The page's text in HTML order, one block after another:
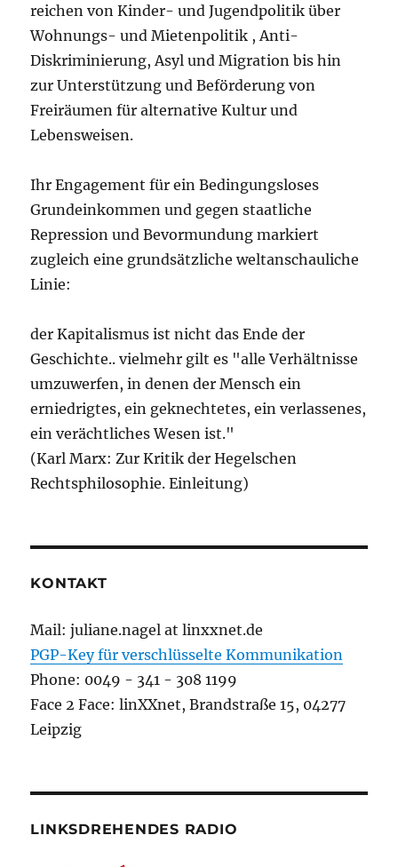
reichen von Kinder- und Jugendpolitik über
Wohnungs- und Mietenpolitik , Anti-
Diskriminierung, Asyl und Migration bis hin
zur Unterstützung und Beförderung von
Freiräumen für alternative Kultur und
Lebensweisen.
Ihr Engagement für ein Bedingungsloses
Grundeinkommen und gegen staatliche
Repression und Bevormundung markiert
zugleich eine grundsätzliche weltanschauliche
Linie:
der Kapitalismus ist nicht das Ende der
Geschichte.. vielmehr gilt es "alle Verhältnisse
umzuwerfen, in denen der Mensch ein
erniedrigtes, ein geknechtetes, ein verlassenes,
ein verächtliches Wesen ist."
(Karl Marx: Zur Kritik der Hegelschen
Rechtsphilosophie. Einleitung)
KONTAKT
Mail: juliane.nagel at linxxnet.de
PGP-Key für verschlüsselte Kommunikation
Phone: 0049 - 341 - 308 1199
Face 2 Face: linXXnet, Brandstraße 15, 04277
Leipzig
LINKSDREHENDES RADIO